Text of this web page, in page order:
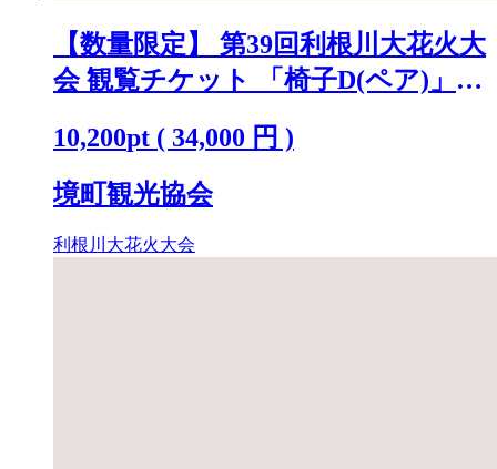
【数量限定】 第39回利根川大花火大
会 観覧チケット 「椅子D(ペア)」
10,200pt ( 34,000 円 )
境町観光協会
利根川大花火大会